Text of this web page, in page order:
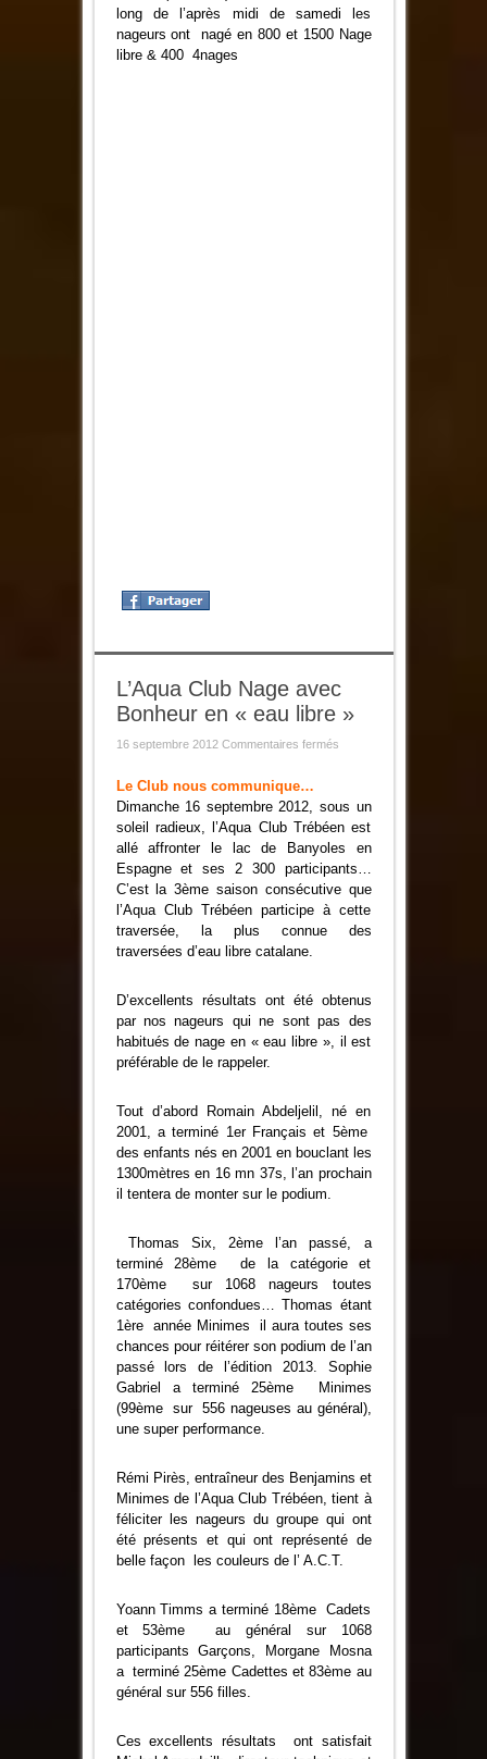
Club
long de l’après midi de samedi les
nageurs ont nagé en 800 et 1500 Nage
libre & 400 4nages
L’Aqua Club Nage avec
Bonheur en « eau libre »
16 septembre 2012 Commentaires ferméssur
Bonheur
«
eau
»
Le Club nous communique…
Dimanche 16 septembre 2012, sous un
soleil radieux, l’Aqua Club Trébéen est
allé affronter le lac de Banyoles en
Espagne et ses 2 300 participants…
C’est la 3ème saison consécutive que
l’Aqua Club Trébéen participe à cette
traversée, la plus connue des
traversées d’eau libre catalane.
D’excellents résultats ont été obtenus
par nos nageurs qui ne sont pas des
habitués de nage en « eau libre », il est
préférable de le rappeler.
Tout d’abord Romain Abdeljelil, né en
2001, a terminé 1er Français et 5ème
des enfants nés en 2001 en bouclant les
1300mètres en 16 mn 37s, l’an prochain
il tentera de monter sur le podium.
Thomas Six, 2ème l’an passé, a
terminé 28ème de la catégorie et
170ème sur 1068 nageurs toutes
catégories confondues… Thomas étant
1ère année Minimes il aura toutes ses
chances pour réitérer son podium de l’an
passé lors de l’édition 2013. Sophie
Gabriel a terminé 25ème Minimes
(99ème sur 556 nageuses au général),
une super performance.
Rémi Pirès, entraîneur des Benjamins et
Minimes de l’Aqua Club Trébéen, tient à
féliciter les nageurs du groupe qui ont
été présents et qui ont représenté de
belle façon les couleurs de l’ A.C.T.
Yoann Timms a terminé 18ème Cadets
et 53ème au général sur 1068
participants Garçons, Morgane Mosna
a terminé 25ème Cadettes et 83ème au
général sur 556 filles.
Ces excellents résultats ont satisfait